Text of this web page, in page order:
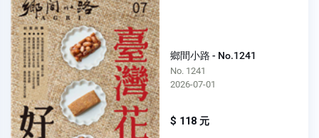
鄉間小路 - No.1241
No. 1241
2026-07-01
$ 118 元